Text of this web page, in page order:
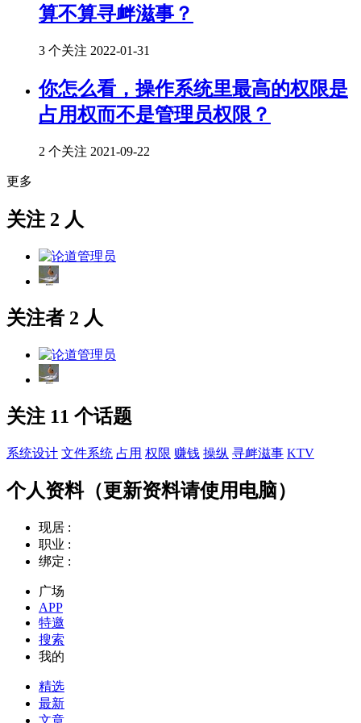
算不算寻衅滋事？
3 个关注 2022-01-31
你怎么看，操作系统里最高的权限是
占用权而不是管理员权限？
2 个关注 2021-09-22
更多
关注 2 人
关注者 2 人
关注 11 个话题
系统设计 文件系统 占用 权限 赚钱 操纵 寻衅滋事 KTV
个人资料（更新资料请使用电脑）
现居 :
职业 :
绑定 :
广场
APP
特邀
搜索
我的
精选
最新